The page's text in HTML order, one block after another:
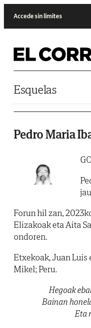
Accede sin límites
Esquelas
Pedro Maria
Forun hil zan,
Elizakoak eta Aita
ondoren.
Etxekoak, Juan
Mikel; Peru.
Hegoak
Bainan
Eta